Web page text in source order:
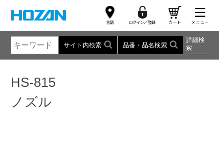
サイト内検索 品番・品名検索
詳細検
索
HS-815
ノズル